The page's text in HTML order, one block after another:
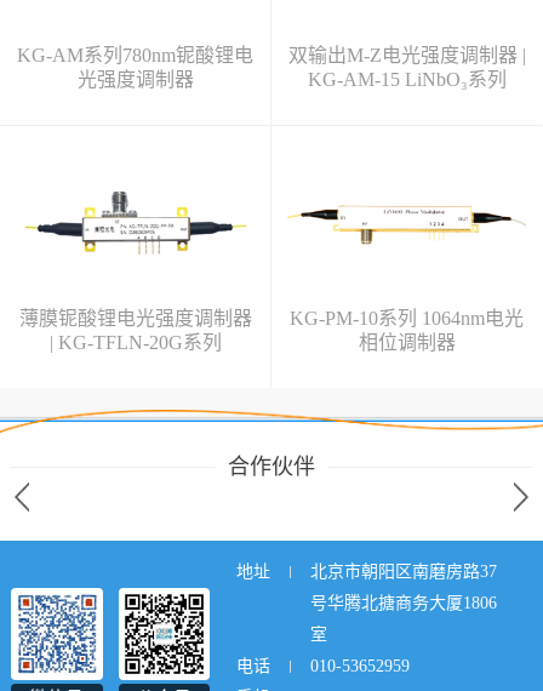
KG-AM系列780nm铌酸锂电
光强度调制器
双输出M-Z电光强度调制器 |
KG-AM-15 LiNbO₃系列
薄膜铌酸锂电光强度调制器
| KG-TFLN-20G系列
KG-PM-10系列 1064nm电光
相位调制器
合作伙伴
地址
北京市朝阳区南磨房路37
号华腾北搪商务大厦1806
室
电话
010-53652959